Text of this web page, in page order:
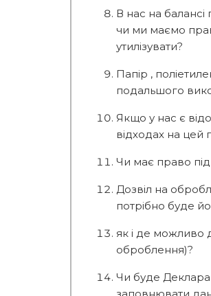
В нас на балансі
чи ми маємо
утилізувати?
Папір ,
подальшого
Якщо у нас є
відходах на цей
Чи має право
Дозвіл на
потрібно буде
як і де можливо
оброблення)?
Чи буде